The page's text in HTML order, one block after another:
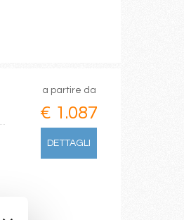
a partire da
€ 1.087
DETTAGLI